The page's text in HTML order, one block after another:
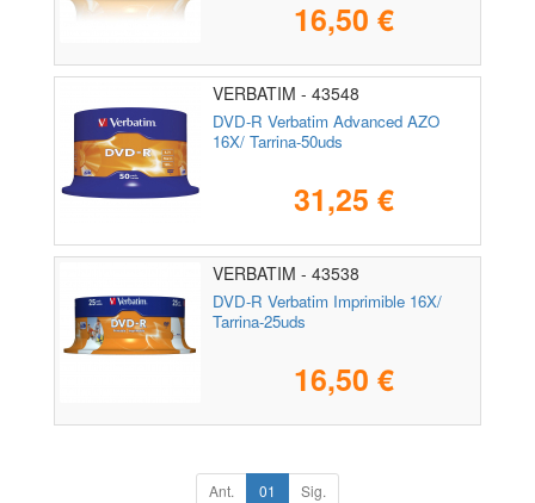
16,50 €
VERBATIM - 43548
DVD-R Verbatim Advanced AZO
16X/ Tarrina-50uds
31,25 €
VERBATIM - 43538
DVD-R Verbatim Imprimible 16X/
Tarrina-25uds
16,50 €
Ant. 01 Sig.